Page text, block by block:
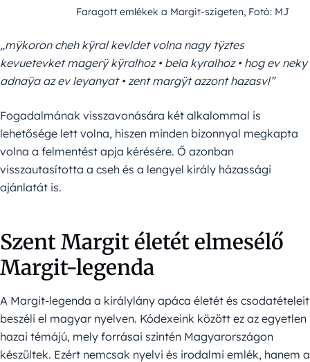
Faragott emlékek a Margit-szigeten, Fotó: MJ
„mÿkoron cheh kÿral kevldet volna nagy tÿztes
kevuetevket magerÿ kÿralhoz • bela kyralhoz • hog ev neky
adnaÿa az ev leyanyat • zent margÿt azzont hazasvl”
Fogadalmának visszavonására két alkalommal is
lehetősége lett volna, hiszen minden bizonnyal megkapta
volna a felmentést apja kérésére. Ő azonban
visszautasította a cseh és a lengyel király házassági
ajánlatát is.
Szent Margit életét elmesélő
Margit-legenda
A Margit-legenda a királylány apáca életét és csodatételeit
beszéli el magyar nyelven. Kódexeink között ez az egyetlen
hazai témájú, mely forrásai szintén Magyarországon
készültek. Ezért nemcsak nyelvi és irodalmi emlék, hanem a